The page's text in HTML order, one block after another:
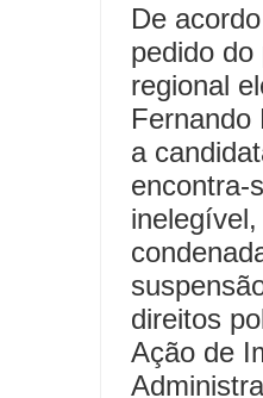
De
pedido
regional
Fernando
a
encontra-
direitos
Ação de